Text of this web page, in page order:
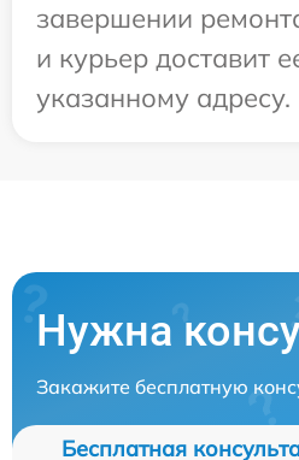
завершении
и курьер доставит
указанному адресу.
Нужна
Закажите бесплатную
Бесплатная